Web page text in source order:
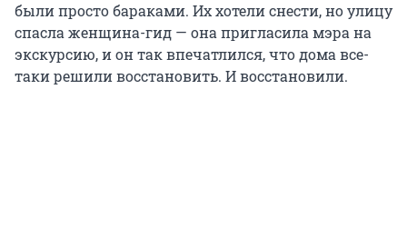
были просто бараками. Их хотели снести, но улицу
спасла женщина-гид — она пригласила мэра на
экскурсию, и он так впечатлился, что дома все-
таки решили восстановить. И восстановили.